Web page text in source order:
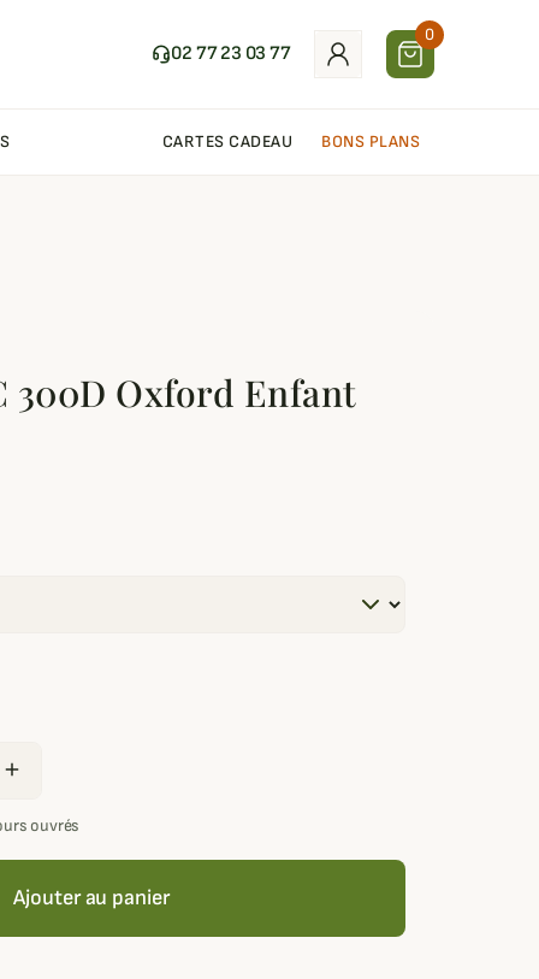
02 77 23 03 77
0
CARTES CADEAU BONS PLANS
300D Oxford Enfant
add
ouvrés
Ajouter au panier